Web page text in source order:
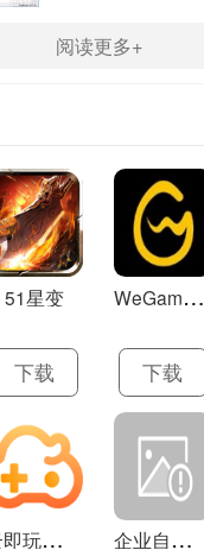
阅读更多+
51星变
下载
W
eGame(腾讯游戏平台TGP) 5.10.19.1000
下载
云
即玩游戏盒 1.0.5.4 企
业自助建站系统 9.0